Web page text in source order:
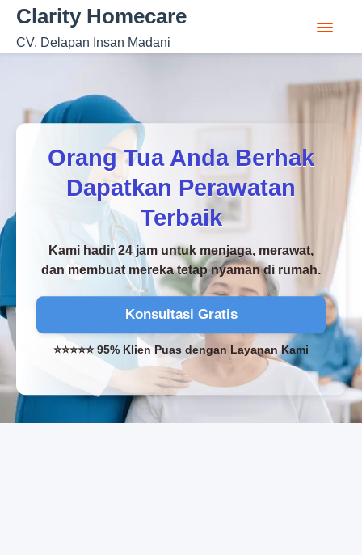
Clarity Homecare
CV. Delapan Insan Madani
Orang Tua Anda Berhak
Dapatkan Perawatan
Terbaik
Kami hadir 24 jam untuk menjaga, merawat,
dan membuat mereka tetap nyaman di rumah.
Konsultasi Gratis
⭐⭐⭐⭐⭐ 95% Klien Puas dengan Layanan Kami